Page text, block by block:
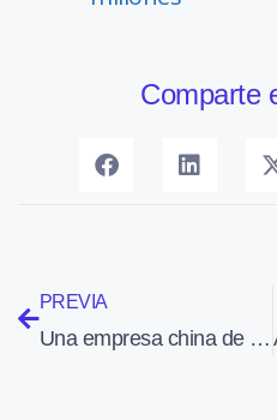
Comparte
PREVIA
Una empresa china de leasing pretende comprar a Embraer 20 aviones